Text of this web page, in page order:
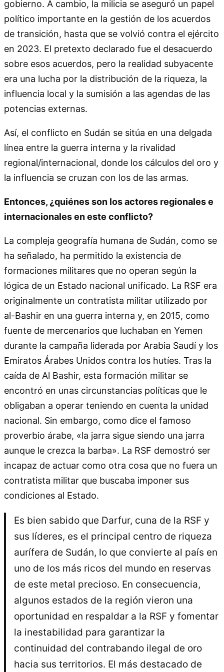
gobierno. A cambio, la milicia se aseguró un papel
político importante en la gestión de los acuerdos
de transición, hasta que se volvió contra el ejército
en 2023. El pretexto declarado fue el desacuerdo
sobre esos acuerdos, pero la realidad subyacente
era una lucha por la distribución de la riqueza, la
influencia local y la sumisión a las agendas de las
potencias externas.
Así, el conflicto en Sudán se sitúa en una delgada
línea entre la guerra interna y la rivalidad
regional/internacional, donde los cálculos del oro y
la influencia se cruzan con los de las armas.
Entonces, ¿quiénes son los actores regionales e
internacionales en este conflicto?
La compleja geografía humana de Sudán, como se
ha señalado, ha permitido la existencia de
formaciones militares que no operan según la
lógica de un Estado nacional unificado. La RSF era
originalmente un contratista militar utilizado por
al-Bashir en una guerra interna y, en 2015, como
fuente de mercenarios que luchaban en Yemen
durante la campaña liderada por Arabia Saudí y los
Emiratos Árabes Unidos contra los hutíes. Tras la
caída de Al Bashir, esta formación militar se
encontró en unas circunstancias políticas que le
obligaban a operar teniendo en cuenta la unidad
nacional. Sin embargo, como dice el famoso
proverbio árabe, «la jarra sigue siendo una jarra
aunque le crezca la barba». La RSF demostró ser
incapaz de actuar como otra cosa que no fuera un
contratista militar que buscaba imponer sus
condiciones al Estado.
Es bien sabido que Darfur, cuna de la RSF y
sus líderes, es el principal centro de riqueza
aurífera de Sudán, lo que convierte al país en
uno de los más ricos del mundo en reservas
de este metal precioso. En consecuencia,
algunos estados de la región vieron una
oportunidad en respaldar a la RSF y fomentar
la inestabilidad para garantizar la
continuidad del contrabando ilegal de oro
hacia sus territorios. El más destacado de